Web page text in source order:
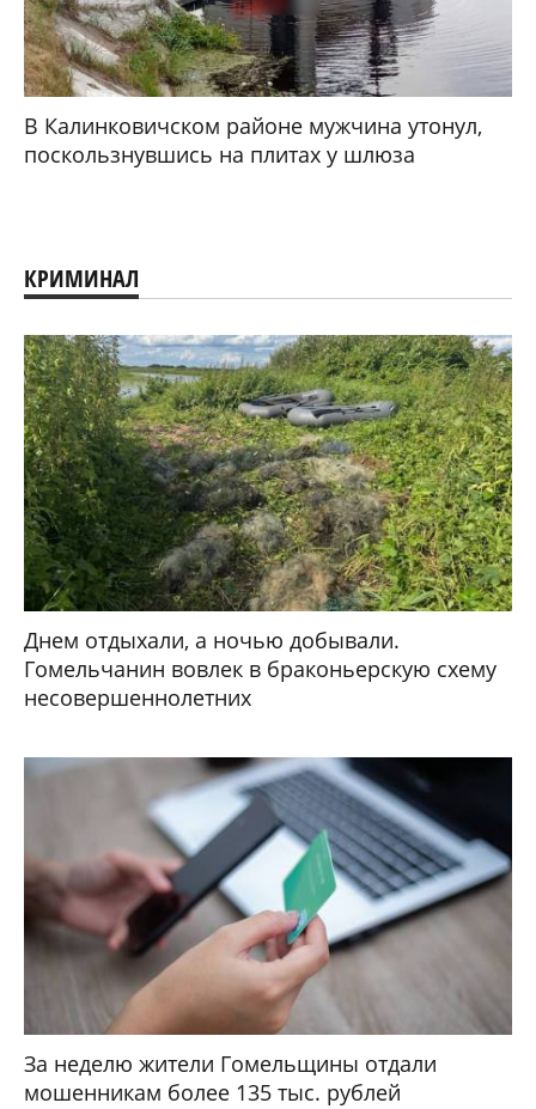
В Калинковичском районе мужчина утонул,
поскользнувшись на плитах у шлюза
КРИМИНАЛ
Днем отдыхали, а ночью добывали.
Гомельчанин вовлек в браконьерскую схему
несовершеннолетних
За неделю жители Гомельщины отдали
мошенникам более 135 тыс. рублей